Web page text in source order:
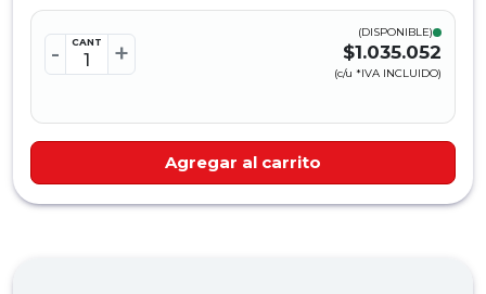
- CANT +
(DISPONIBLE)
$1.035.052
(c/u *IVA INCLUIDO)
Agregar al carrito